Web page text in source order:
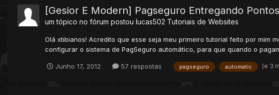
[Gesior E Modern] Pagseguro Entregando
um tópico no fórum postou lucas502 Tutoriais de Websites
Olá xtibianos! Acredito que esse seja meu primeiro tutorial feito por mim
configurar o sistema de PagSeguro automático, para que quando o
Junho 17, 2012 57 respostas pagseguro automatic (e 3